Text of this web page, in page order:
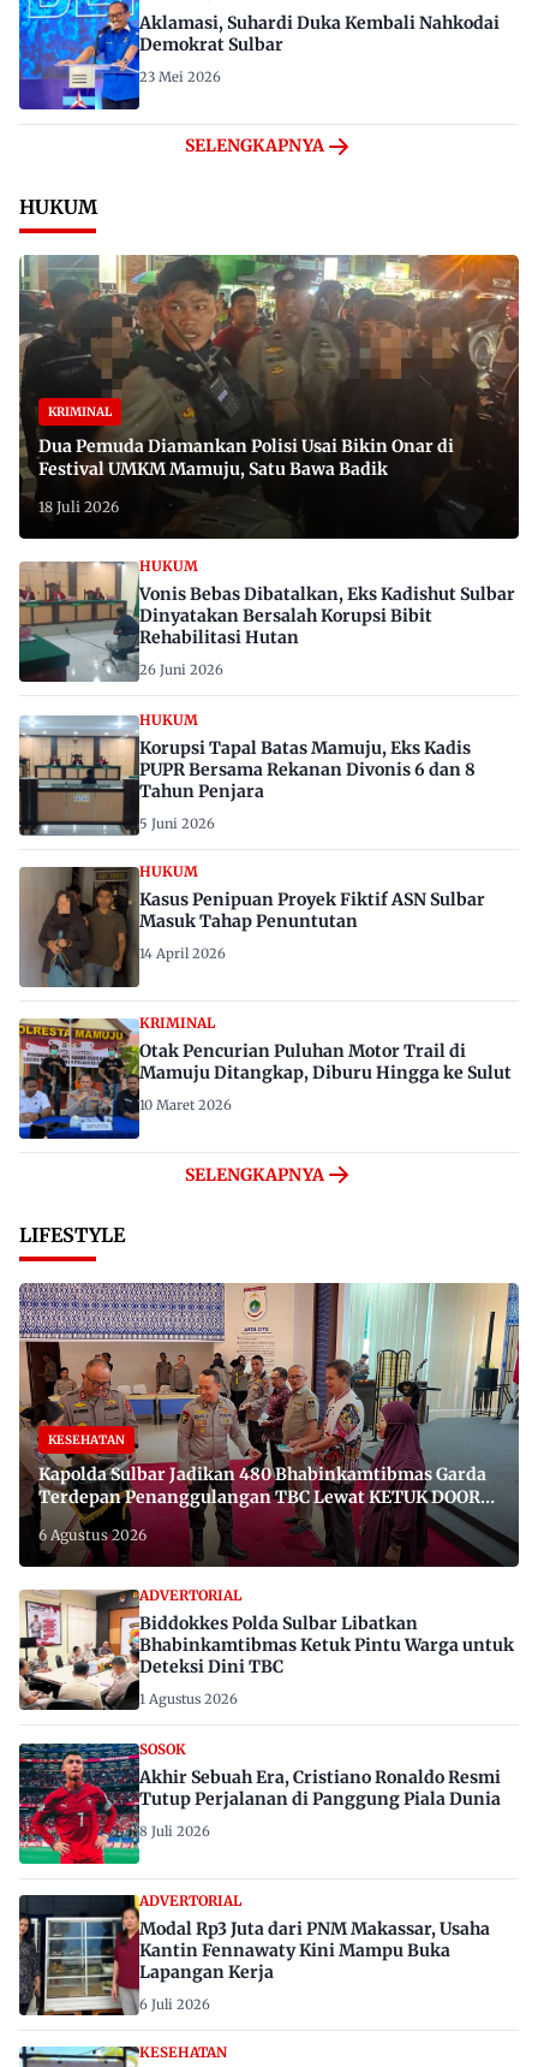
Aklamasi, Suhardi Duka Kembali Nahkodai
Demokrat Sulbar
23 Mei 2026
SELENGKAPNYA
HUKUM
KRIMINAL
Dua Pemuda Diamankan Polisi Usai Bikin Onar di
Festival UMKM Mamuju, Satu Bawa Badik
18 Juli 2026
HUKUM
Vonis Bebas Dibatalkan, Eks Kadishut Sulbar
Dinyatakan Bersalah Korupsi Bibit
Rehabilitasi Hutan
26 Juni 2026
HUKUM
Korupsi Tapal Batas Mamuju, Eks Kadis
PUPR Bersama Rekanan Divonis 6 dan 8
Tahun Penjara
5 Juni 2026
HUKUM
Kasus Penipuan Proyek Fiktif ASN Sulbar
Masuk Tahap Penuntutan
14 April 2026
KRIMINAL
Otak Pencurian Puluhan Motor Trail di
Mamuju Ditangkap, Diburu Hingga ke Sulut
10 Maret 2026
SELENGKAPNYA
LIFESTYLE
KESEHATAN
Kapolda Sulbar Jadikan 480 Bhabinkamtibmas Garda
Terdepan Penanggulangan TBC Lewat KETUK DOORS
di 650 Desa
6 Agustus 2026
ADVERTORIAL
Biddokkes Polda Sulbar Libatkan
Bhabinkamtibmas Ketuk Pintu Warga untuk
Deteksi Dini TBC
1 Agustus 2026
SOSOK
Akhir Sebuah Era, Cristiano Ronaldo Resmi
Tutup Perjalanan di Panggung Piala Dunia
8 Juli 2026
ADVERTORIAL
Modal Rp3 Juta dari PNM Makassar, Usaha
Kantin Fennawaty Kini Mampu Buka
Lapangan Kerja
6 Juli 2026
KESEHATAN